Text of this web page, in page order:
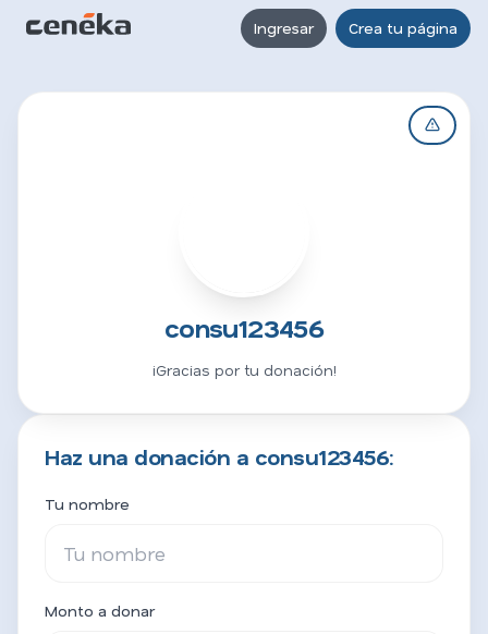
Ingresar Crea tu página
consu123456
¡Gracias por tu donación!
Haz una donación a consu123456:
Tu nombre
Monto a donar